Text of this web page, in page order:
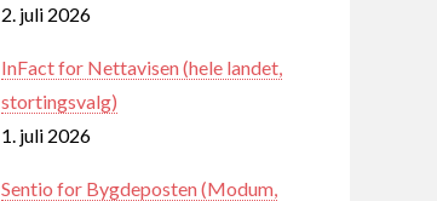
2. juli 2026
InFact for Nettavisen (hele landet,
stortingsvalg)
1. juli 2026
Sentio for Bygdeposten (Modum,